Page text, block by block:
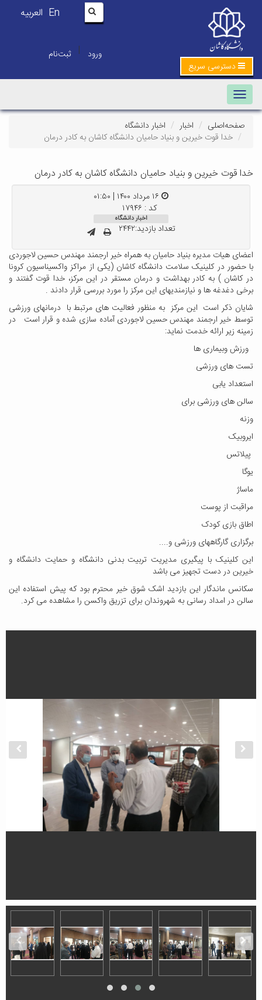
En العربیه
ورود | ثبت‌نام
دسترسی سریع
Toggle navigation
صفحه‌اصلی اخبار
اخبار دانشگاه
خدا قوت خیرین و بنیاد حامیان دانشگاه کاشان به کادر درمان
خدا قوت خیرین و بنیاد حامیان دانشگاه کاشان به کادر درمان
کد : ۱۷۹۴۶
اخبار دانشگاه
تعداد بازدید:۲۴۴۲
اعضای هیات مدیره بنیاد حامیان به همراه خیر ارجمند مهندس حسین لاجوردی
با حضور در کلینیک سلامت دانشگاه کاشان (یکی از مراکز واکسیناسیون کرونا
در کاشان ) به کادر بهداشت و درمان مستقر در این مرکز، خدا قوت گفتند و
برخی دغدغه ها و نیازمندیهای این مرکز را مورد بررسی قرار دادند .
شایان ذکر است این مرکز به منظور فعالیت های مرتبط با درمانهای ورزشی
توسط خیر ارجمند مهندس حسین لاجوردی آماده سازی شده و قرار است در
زمینه زیر ارائه خدمت نماید:
ورزش وبیماری ها
تست های ورزشی
استعداد یابی
سالن های ورزشی برای
وزنه
ایروبیک
پیلاتس
یوگا
ماساژ
مراقبت از پوست
اطاق بازی کودک
برگزاری گارگاههای ورزشی و....
این کلینیک با پیگیری مدیریت تربیت بدنی دانشگاه و حمایت دانشگاه و
خیرین در دست تجهیز می باشد
سکانس ماندگار این بازدید اشک شوق خیر محترم بود که پیش استفاده این
سالن در امداد رسانی به شهروندان برای تزریق واکسن را مشاهده می کرد.